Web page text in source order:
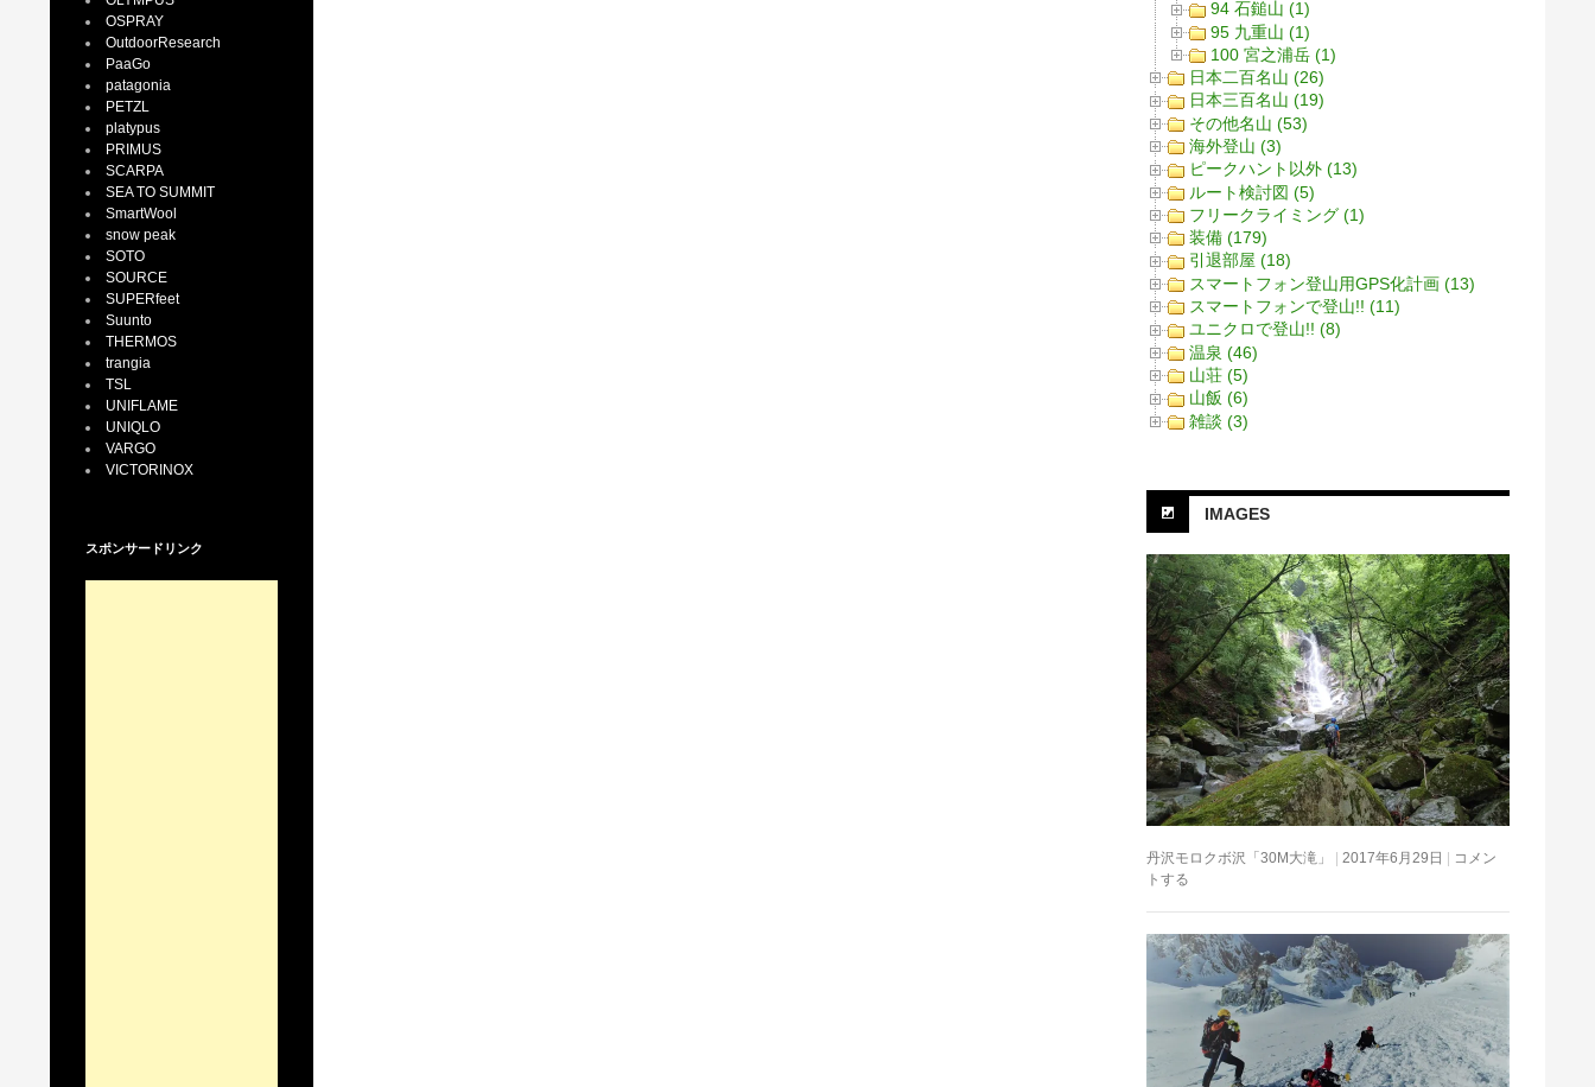
94 石鎚山 (1)
95 九重山 (1)
100 宮之浦岳 (1)
日本二百名山 (26)
日本三百名山 (19)
その他名山 (53)
海外登山 (3)
ピークハント以外 (13)
ルート検討図 (5)
フリークライミング (1)
装備 (179)
引退部屋 (18)
スマートフォン登山用GPS化計画 (13)
スマートフォンで登山!! (11)
ユニクロで登山!! (8)
温泉 (46)
山荘 (5)
山飯 (6)
雑談 (3)
IMAGES
丹沢モロクボ沢「30M大滝」 2017年6月29日
コメン
トする
OSPRAY
OutdoorResearch
PaaGo
patagonia
PETZL
platypus
PRIMUS
SCARPA
SEA TO SUMMIT
SmartWool
snow peak
SOTO
SOURCE
SUPERfeet
Suunto
THERMOS
trangia
TSL
UNIFLAME
UNIQLO
VARGO
VICTORINOX
スポンサードリンク